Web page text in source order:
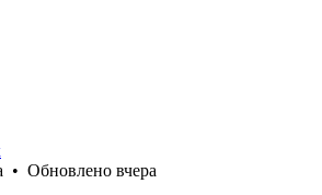
• Обновлено вчера